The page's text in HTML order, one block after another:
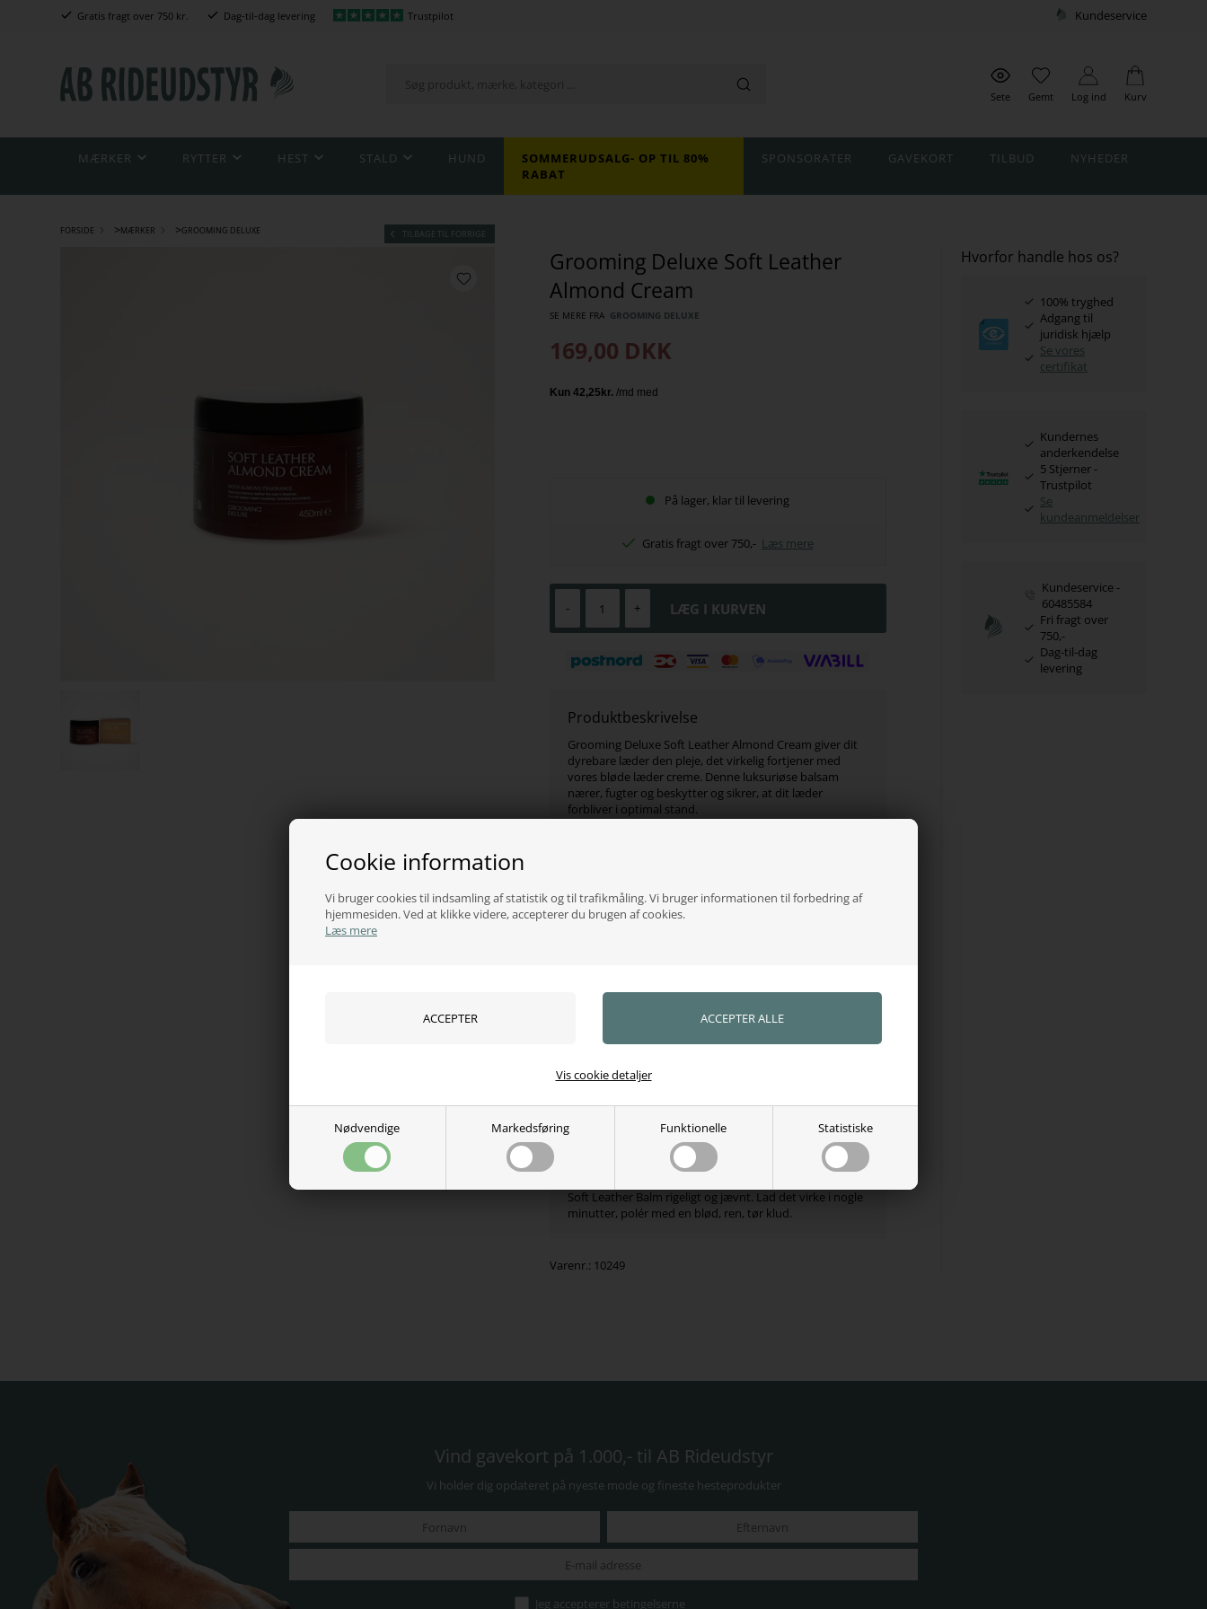
Cookie information
Vi bruger cookies til indsamling af statistik og til trafikmåling. Vi bruger informationen til forbedring af
hjemmesiden. Ved at klikke videre, accepterer du brugen af cookies.
Læs mere
Nødvendige Markedsføring Funktionelle Statistiske
Vis cookie detaljer
Gratis fragt over 750 kr. Dag-til-dag levering Trustpilot Kundeservice
Sete Gemt Log ind Kurv
MÆRKER RYTTER HEST STALD HUND
SOMMERUDSALG- OP TIL 80%
RABAT
SPONSORATER GAVEKORT TILBUD NYHEDER
FORSIDE >MÆRKER >GROOMING DELUXE TILBAGE TIL FORRIGE
Grooming Deluxe Soft Leather
Almond Cream
SE MERE FRA GROOMING DELUXE
169,00 DKK
På lager, klar til levering
Gratis fragt over 750,- Læs mere
- +
Produktbeskrivelse
Grooming Deluxe Soft Leather Almond Cream giver dit
dyrebare læder den pleje, det virkelig fortjener med
vores bløde læder creme. Denne luksuriøse balsam
nærer, fugter og beskytter og sikrer, at dit læder
forbliver i optimal stand.
cremens evne til at rense og fjerne snavs og sved,
samtidig med den uddyber farven og det naturlige
aspekt af dit læder for en smuk, strålende glans.
- Denne læder balsam nærer, fugter og beskytter
- Fremhæver farven og det naturlige aspekt af læderet,
giver en naturlig glans
- Mandelduft
Hvis dit læder er meget snavset, skal du først fjerne
Soft Leather Balm rigeligt og jævnt. Lad det virke i nogle
minutter, polér med en blød, ren, tør klud.
Varenr.: 10249
Hvorfor handle hos os?
100% tryghed
Adgang til
juridisk hjælp
Se vores
certifikat
Kundernes
anderkendelse
5 Stjerner -
Trustpilot
Se
kundeanmeldelser
Kundeservice -
60485584
Fri fragt over
750,-
Dag-til-dag
levering
Vind gavekort på 1.000,- til AB Rideudstyr
Vi holder dig opdateret på nyeste mode og fineste hesteprodukter
Jeg accepterer betingelserne